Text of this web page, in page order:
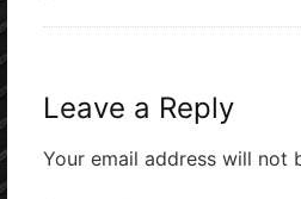
Leave a Reply
Your email address will not